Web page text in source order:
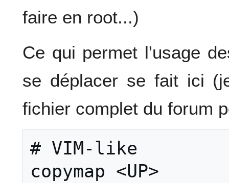
faire en root...)
Ce qui permet l'usage
se déplacer se fait ici
fichier complet du forum
# VIM-like